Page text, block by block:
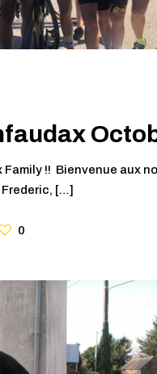
Family !! Bienvenue aux
[…]
0